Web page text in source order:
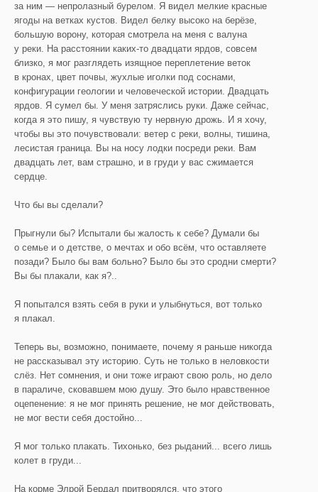
за ним — непролазный бурелом. Я видел мелкие красные
ягоды на ветках кустов. Видел белку высоко на берёзе,
большую ворону, которая смотрела на меня с валуна
у реки. На расстоянии каких-то двадцати ярдов, совсем
близко, я мог разглядеть изящное переплетение веток
в кронах, цвет почвы, жухлые иголки под соснами,
конфигурации геологии и человеческой истории. Двадцать
ярдов. Я сумел бы. У меня затряслись руки. Даже сейчас,
когда я это пишу, я чувствую ту нервную дрожь. И я хочу,
чтобы вы это почувствовали: ветер с реки, волны, тишина,
лесистая граница. Вы на носу лодки посреди реки. Вам
двадцать лет, вам страшно, и в груди у вас сжимается
сердце.
Что бы вы сделали?
Прыгнули бы? Испытали бы жалость к себе? Думали бы
о семье и о детстве, о мечтах и обо всём, что оставляете
позади? Было бы вам больно? Было бы это сродни смерти?
Вы бы плакали, как я?..
Я попытался взять себя в руки и улыбнуться, вот только
я плакал.
Теперь вы, возможно, понимаете, почему я раньше никогда
не рассказывал эту историю. Суть не только в неловкости
слёз. Нет сомнения, и они тоже играют свою роль, но дело
в параличе, сковавшем мою душу. Это было нравственное
оцепенение: я не мог принять решение, не мог действовать,
не мог вести себя достойно...
Я мог только плакать. Тихонько, без рыданий... всего лишь
колет в груди...
На корме Элрой Бердал притворялся, что этого